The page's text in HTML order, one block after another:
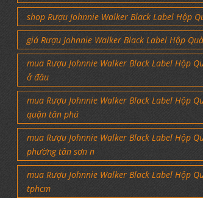
shop Rượu Johnnie Walker Black Label Hộp
giá Rượu Johnnie Walker Black Label Hộp
mua Rượu Johnnie Walker Black Label Hộp
ở đâu
mua Rượu Johnnie Walker Black Label Hộp
quận tân phú
mua Rượu Johnnie Walker Black Label Hộp
phường tân sơn n
mua Rượu Johnnie Walker Black Label Hộp
tphcm